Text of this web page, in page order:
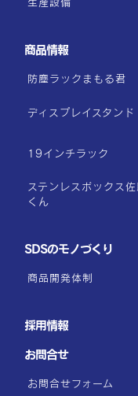
生産設備
商品情報
防塵ラックまもる君
ディスプレイスタンド
19インチラック
ステンレスボックス佐
くん
SDSのモノづくり
商品開発体制
採用情報
お問合せ
お問合せフォーム